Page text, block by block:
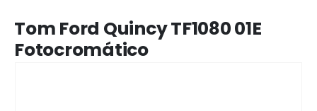
Tom Ford Quincy TF1080 01E
Fotocromático